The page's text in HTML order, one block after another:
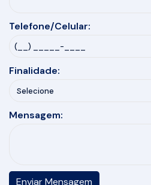
Telefone/Celular:
Finalidade:
Mensagem: